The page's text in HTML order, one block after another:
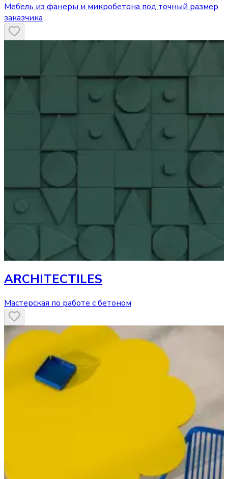
Мебель из фанеры и микробетона под точный размер
заказчика
ARCHITECTILES
Мастерская по работе с бетоном